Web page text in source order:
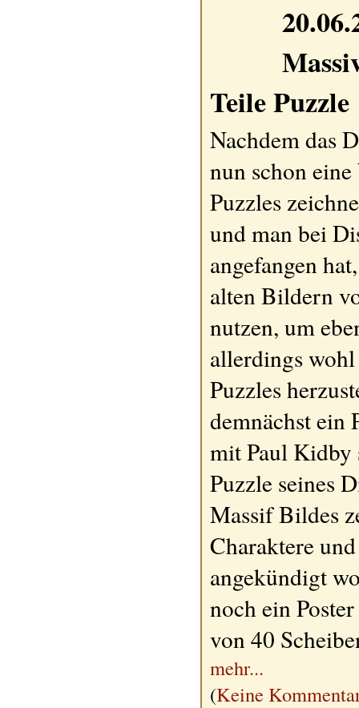
Teile Puzzle
Nachdem das
nun schon
Puzzles
und man bei
angefangen
alten Bildern
nutzen, um
allerdings
Puzzles
demnächst ein
mit Paul Kidby
Puzzle seines
Massif Bildes
Charaktere
angekündigt
noch ein
von 40
mehr...
(Keine